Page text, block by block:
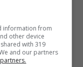
di ieri la Pec
una
information from
other device
with 319
and our partners